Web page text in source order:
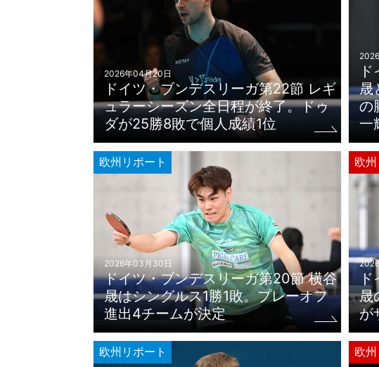
2026年04月20日
ドイツ・ブンデスリーガ第22節 レギ
ュラーシーズン全日程が終了。ドゥ
ダが25勝8敗で個人成績1位
晟
の
一
欧州リポート
2026年03月30日
ドイツ・ブンデスリーガ第20節 横谷
晟はシングルス1勝1敗。プレーオフ
進出4チームが決定
欧
晟
が
欧州リポート 欧